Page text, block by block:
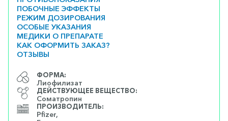
ПОБОЧНЫЕ ЭФФЕКТЫ
РЕЖИМ ДОЗИРОВАНИЯ
ОСОБЫЕ УКАЗАНИЯ
МЕДИКИ О ПРЕПАРАТЕ
КАК ОФОРМИТЬ ЗАКАЗ?
ОТЗЫВЫ
ФОРМА:
Лиофилизат
ДЕЙСТВУЮЩЕЕ ВЕЩЕСТВО:
Соматропин
ПРОИЗВОДИТЕЛЬ:
Pfizer,